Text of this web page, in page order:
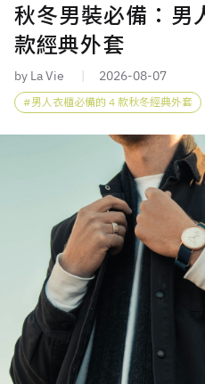
秋冬男裝必備：男
款經典外套
by La Vie 2026-08-07
男人衣櫃必備的 4 款秋冬經典外套